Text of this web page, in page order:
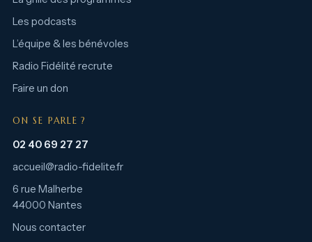
Les podcasts
L’équipe & les bénévoles
Radio Fidélité recrute
Faire un don
ON SE PARLE ?
02 40 69 27 27
accueil@radio-fidelite.fr
6 rue Malherbe
44000 Nantes
Nous contacter